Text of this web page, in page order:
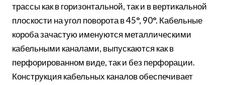
трассы как в горизонтальной, так и в вертикальной
плоскости на угол поворота в 45°, 90°. Кабельные
короба зачастую именуются металлическими
кабельными каналами, выпускаются как в
перфорированном виде, так и без перфорации.
Конструкция кабельных каналов обеспечивает